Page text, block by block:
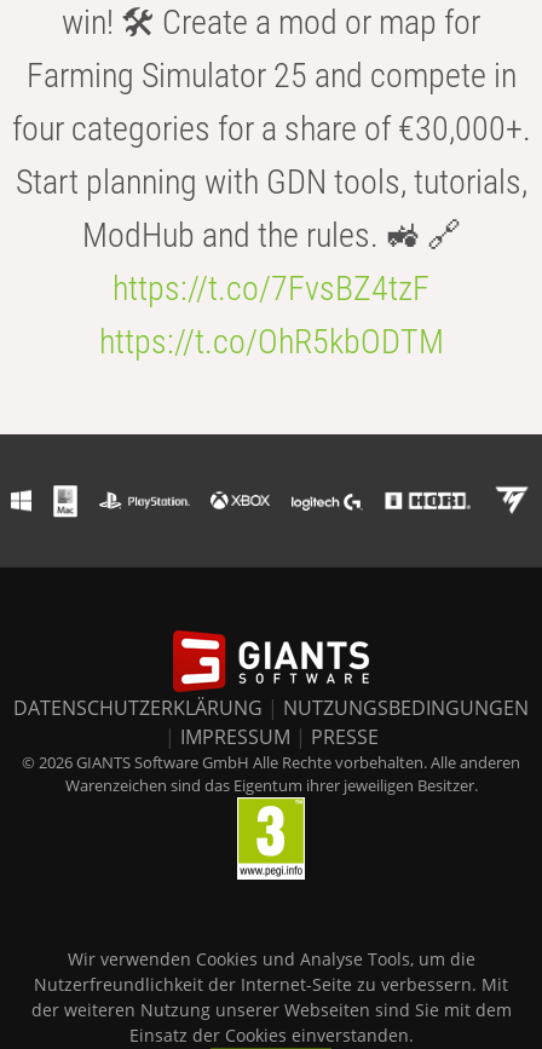
win! 🛠️ Create a mod or map for
Farming Simulator 25 and compete in
four categories for a share of €30,000+.
Start planning with GDN tools, tutorials,
ModHub and the rules. 🚜 🔗
https://t.co/7FvsBZ4tzF
https://t.co/OhR5kbODTM
DATENSCHUTZERKLÄRUNG | NUTZUNGSBEDINGUNGEN
| IMPRESSUM | PRESSE
© 2026 GIANTS Software GmbH Alle Rechte vorbehalten. Alle anderen
Warenzeichen sind das Eigentum ihrer jeweiligen Besitzer.
Wir verwenden Cookies und Analyse Tools, um die
Nutzerfreundlichkeit der Internet-Seite zu verbessern. Mit
der weiteren Nutzung unserer Webseiten sind Sie mit dem
Einsatz der Cookies einverstanden.